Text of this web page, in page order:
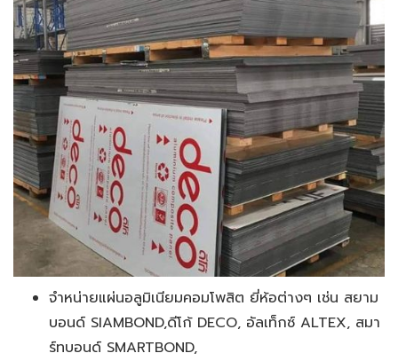
จำหน่ายแผ่นอลูมิเนียมคอมโพสิต ยี่ห้อต่างๆ เช่น สยาม
บอนด์ SIAMBOND,ดีโก้ DECO, อัลเท็กซ์ ALTEX, สมา
ร์ทบอนด์ SMARTBOND,